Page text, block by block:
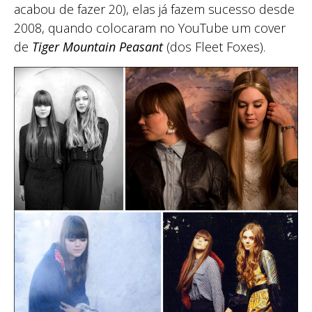
acabou de fazer 20), elas já fazem sucesso desde
2008, quando colocaram no YouTube um cover
de Tiger Mountain Peasant(dos Fleet Foxes).